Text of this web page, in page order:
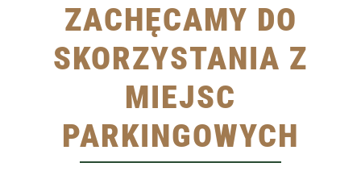
ZACHĘCAMY DO
SKORZYSTANIA Z
MIEJSC
PARKINGOWYCH